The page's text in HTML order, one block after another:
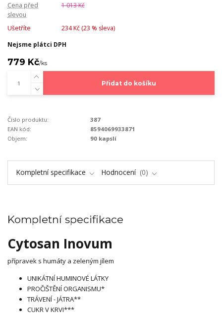
Cena před
slevou
1 013 Kč
Ušetříte 234 Kč (23 % sleva)
Nejsme plátci DPH
779 Kč/ks
Přidat do košíku
Číslo produktu:
387
EAN kód:
8594069933871
Objem:
90 kapslí
Kompletní specifikace Hodnocení 0
Kompletní specifikace
Cytosan Inovum
přípravek s humáty a zeleným jílem
UNIKÁTNÍ HUMINOVÉ LÁTKY
PROČIŠTĚNÍ ORGANISMU*
TRÁVENÍ - JÁTRA**
CUKR V KRVI***